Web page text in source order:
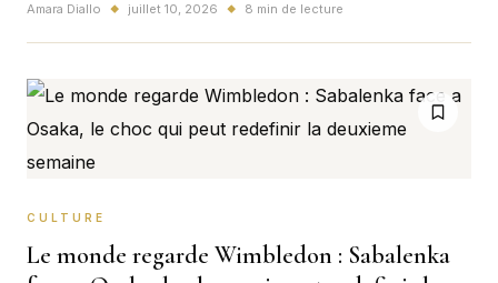
le tennis, avec un fort signal Europe et un rappel direct a
Roland-Garros.
Amara Diallo ◆ juillet 10, 2026 ◆ 8 min de lecture
CULTURE
Le monde regarde Wimbledon : Sabalenka